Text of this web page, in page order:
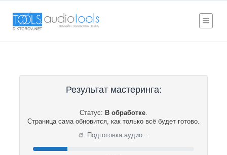
Результат мастеринга:
Статус: В обработке.
Страница сама обновится, как только всё будет готово.
⟳ Подготовка аудио…